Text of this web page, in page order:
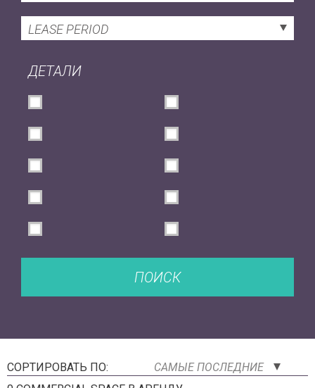
LEASE PERIOD
ДЕТАЛИ
ПОИСК
СОРТИРОВАТЬ ПО:
САМЫЕ ПОСЛЕДНИЕ